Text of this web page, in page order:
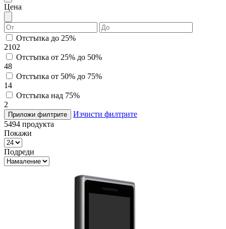
Цена
Отстъпка до 25%
2102
Отстъпка от 25% до 50%
48
Отстъпка от 50% до 75%
14
Отстъпка над 75%
2
Приложи филтрите
Изчисти филтрите
5494 продукта
Покажи
Подреди